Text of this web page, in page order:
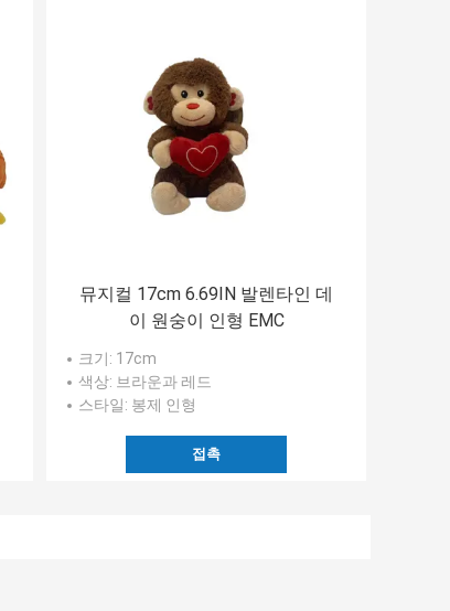
뮤지컬 17cm 6.69IN 발렌타인 데
이 원숭이 인형 EMC
크기: 17cm
색상: 브라운과 레드
스타일: 봉제 인형
접촉